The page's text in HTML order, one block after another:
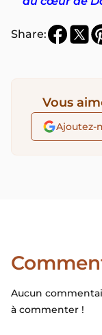
Share:
Vous
Ajoutez-
Aucun
à commenter !